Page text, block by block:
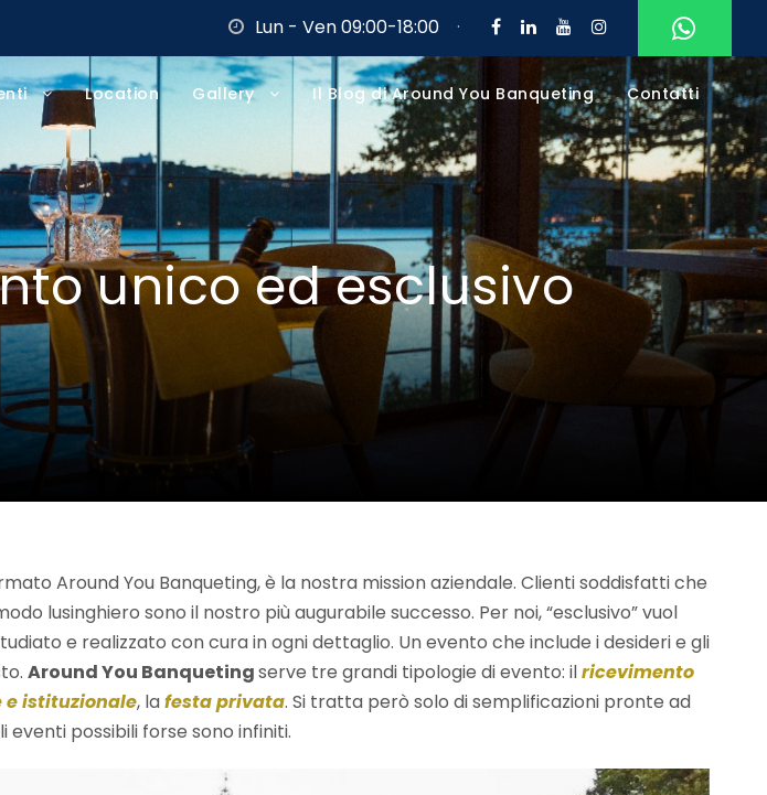
Lun - Ven 09:00-18:00 ·
Location Gallery Il Blog di Around You Banqueting Contatti
unico ed esclusivo
Around You Banqueting, è la nostra mission aziendale. Clienti soddisfatti che
lusinghiero sono il nostro più augurabile successo. Per noi, “esclusivo” vuol
e realizzato con cura in ogni dettaglio. Un evento che include i desideri e gli
Around You Banquetingserve tre grandi tipologie di evento: ilricevimento
e istituzionale, lafesta privata. Si tratta però solo di semplificazioni pronte ad
eventi possibili forse sono infiniti.